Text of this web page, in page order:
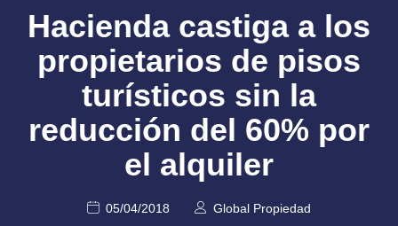
Hacienda castiga a los
propietarios de pisos
turísticos sin la
reducción del 60% por
el alquiler
05/04/2018 Global Propiedad